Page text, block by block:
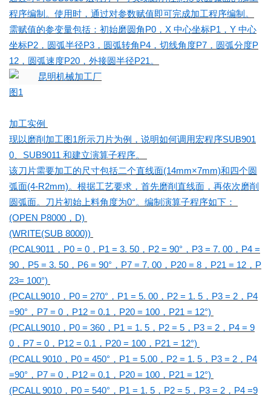
程序编制。使用时，通过对参数赋值即可完成加工程序编制。
需赋值的参变量包括：初始磨圆角P0，X 中心坐标P1，Y 中心
坐标P2，圆弧半径P3，圆弧转角P4，切线角度P7，圆弧分度P
12，圆弧速度P20，外接圆半径P21。
图1
加工实例
现以磨削加工图1所示刀片为例，说明如何调用宏程序SUB901
0、SUB9011 和建立演算子程序。
该刀片需要加工的尺寸包括二个直线面(14mm×7mm)和四个圆
弧面(4-R2mm)。根据工艺要求，首先磨削直线面，再依次磨削
圆弧面。刀片初始上料角度为0°。编制演算子程序如下：
(OPEN P8000，D)
(WRITE(SUB 8000))
(PCAL9011，P0 = 0，P1 = 3. 50，P2 = 90°，P3 = 7. 00，P4 =
90，P5 = 3. 50，P6 = 90°，P7 = 7. 00，P20 = 8，P21 = 12，P
23= 100°)
(PCALL9010，P0 = 270°，P1 = 5. 00，P2 = 1. 5，P3 = 2，P4
=90°，P7 = 0，P12 = 0.1，P20 = 100，P21 = 12°)
(PCALL9010，P0 = 360，P1 = 1. 5，P2 = 5，P3 = 2，P4 = 9
0，P7 = 0，P12 = 0.1，P20 = 100，P21 = 12°)
(PCALL 9010，P0 = 450°，P1 = 5.00，P2 = 1. 5，P3 = 2，P4
=90°，P7 = 0，P12 = 0.1，P20 = 100，P21 = 12°)
(PCALL 9010，P0 = 540°，P1 = 1. 5，P2 = 5，P3 = 2，P4 =9